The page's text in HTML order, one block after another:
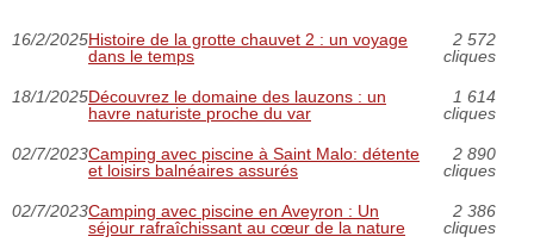
16/2/2025Histoire de la grotte chauvet 2 : un voyage
dans le temps
2 572
cliques
18/1/2025Découvrez le domaine des lauzons : un
havre naturiste proche du var
1 614
cliques
02/7/2023Camping avec piscine à Saint Malo: détente
et loisirs balnéaires assurés
2 890
cliques
02/7/2023Camping avec piscine en Aveyron : Un
séjour rafraîchissant au cœur de la nature
2 386
cliques